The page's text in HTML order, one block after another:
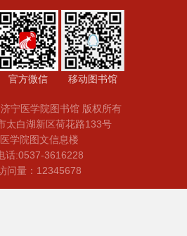
官方微信 移动图书馆
宁医学院图书馆 版权所有
太白湖新区荷花路133号
学院图文信息楼
话:0537-3616228
问量：12345678